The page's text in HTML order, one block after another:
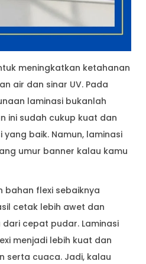
meningkatkan ketahanan
air dan sinar UV. Pada
laminasi bukanlah
ini sudah cukup kuat dan
baik. Namun, laminasi
umur banner kalau kamu
bahan flexi sebaiknya
cetak lebih awet dan
cepat pudar. Laminasi
menjadi lebih kuat dan
serta cuaca. Jadi, kalau